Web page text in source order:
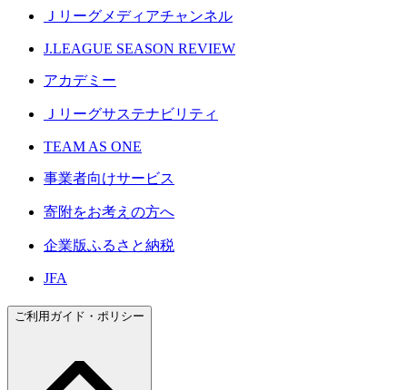
Ｊリーグメディアチャンネル
J.LEAGUE SEASON REVIEW
アカデミー
Ｊリーグサステナビリティ
TEAM AS ONE
事業者向けサービス
寄附をお考えの方へ
企業版ふるさと納税
JFA
ご利用ガイド・ポリシー